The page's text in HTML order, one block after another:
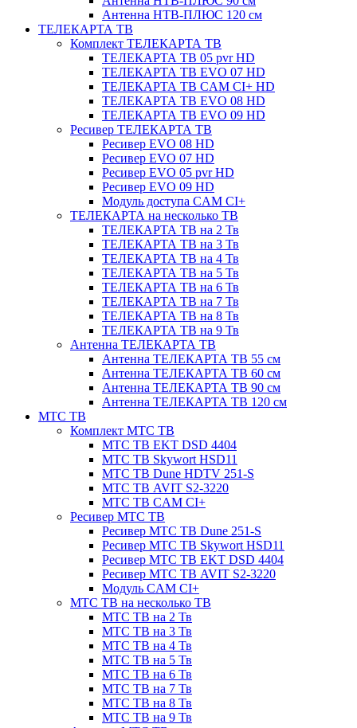
Антенна НТВ-ПЛЮС 120 см
ТЕЛЕКАРТА ТВ
Комплект ТЕЛЕКАРТА ТВ
ТЕЛЕКАРТА ТВ 05 pvr HD
ТЕЛЕКАРТА ТВ EVO 07 HD
ТЕЛЕКАРТА ТВ CAM CI+ HD
ТЕЛЕКАРТА ТВ EVO 08 HD
ТЕЛЕКАРТА ТВ EVO 09 HD
Ресивер ТЕЛЕКАРТА ТВ
Ресивер EVO 08 HD
Ресивер EVO 07 HD
Ресивер EVO 05 pvr HD
Ресивер EVO 09 HD
Модуль доступа CAM CI+
ТЕЛЕКАРТА на несколько ТВ
ТЕЛЕКАРТА ТВ на 2 Тв
ТЕЛЕКАРТА ТВ на 3 Тв
ТЕЛЕКАРТА ТВ на 4 Тв
ТЕЛЕКАРТА ТВ на 5 Тв
ТЕЛЕКАРТА ТВ на 6 Тв
ТЕЛЕКАРТА ТВ на 7 Тв
ТЕЛЕКАРТА ТВ на 8 Тв
ТЕЛЕКАРТА ТВ на 9 Тв
Антенна ТЕЛЕКАРТА ТВ
Антенна ТЕЛЕКАРТА ТВ 55 см
Антенна ТЕЛЕКАРТА ТВ 60 см
Антенна ТЕЛЕКАРТА ТВ 90 см
Антенна ТЕЛЕКАРТА ТВ 120 см
МТС ТВ
Комплект МТС ТВ
МТС ТВ EKT DSD 4404
МТС ТВ Skywort HSD11
МТС ТВ Dune HDTV 251-S
МТС ТВ AVIT S2-3220
МТС ТВ CAM CI+
Ресивер МТС ТВ
Ресивер МТС ТВ Dune 251-S
Ресивер МТС ТВ Skywort HSD11
Ресивер МТС ТВ EKT DSD 4404
Ресивер МТС ТВ AVIT S2-3220
Модуль CAM CI+
МТС ТВ на несколько ТВ
МТС ТВ на 2 Тв
МТС ТВ на 3 Тв
МТС ТВ на 4 Тв
МТС ТВ на 5 Тв
МТС ТВ на 6 Тв
МТС ТВ на 7 Тв
МТС ТВ на 8 Тв
МТС ТВ на 9 Тв